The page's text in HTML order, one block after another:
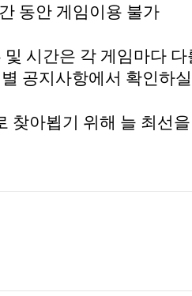
동안 게임이용 불가
시간은 각 게임마다
공지사항에서 확인하
찾아뵙기 위해 늘 최선